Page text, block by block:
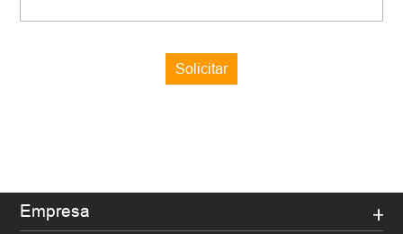
Solicitar
Empresa